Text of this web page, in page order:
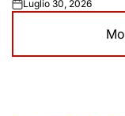
onLuglio 30, 2026